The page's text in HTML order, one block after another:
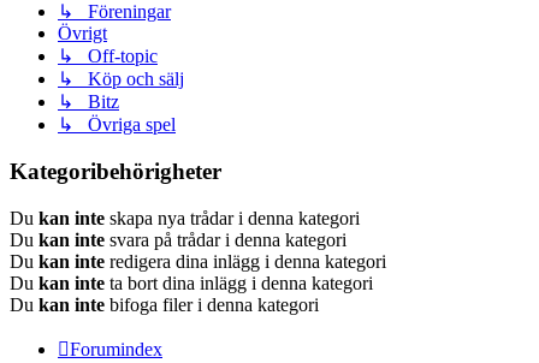
↳ Föreningar
Övrigt
↳ Off-topic
↳ Köp och sälj
↳ Bitz
↳ Övriga spel
Kategoribehörigheter
Du kan inte skapa nya trådar i denna kategori
Du kan inte svara på trådar i denna kategori
Du kan inte redigera dina inlägg i denna kategori
Du kan inte ta bort dina inlägg i denna kategori
Du kan inte bifoga filer i denna kategori
Forumindex